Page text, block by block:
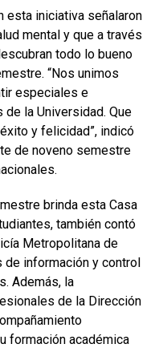
esta iniciativa señalaron
mental y que a través
todo lo bueno
“Nos unimos
especiales e
la Universidad. Que
y felicidad”, indicó
de noveno semestre
brinda esta Casa
también contó
Metropolitana de
de información y control
Además, la
de la Dirección
formación académica